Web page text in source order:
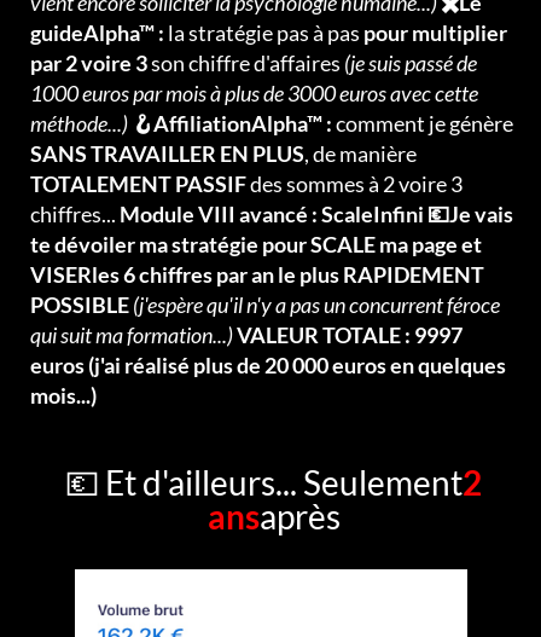
guideAlpha™ : la stratégie pas à pas pour multiplier
par 2 voire 3son chiffre d'affaires (je suis passé de
1000 euros par mois à plus de 3000 euros avec cette
méthode...) 🪝AffiliationAlpha™ :comment je génère
SANS TRAVAILLER EN PLUS, de manière
TOTALEMENT PASSIFdes sommes à 2 voire 3
chiffres... Module VIII avancé : ScaleInfini 💶Je vais
te dévoiler ma stratégie pour SCALE ma page et
VISERles 6 chiffres par an le plus RAPIDEMENT
POSSIBLE(j'espère qu'il n'y a pas un concurrent féroce
qui suit ma formation...)VALEUR TOTALE : 9997
euros (j'ai réalisé plus de 20 000 euros en quelques
mois...)
💶 Et d'ailleurs... Seulement2
ansaprès